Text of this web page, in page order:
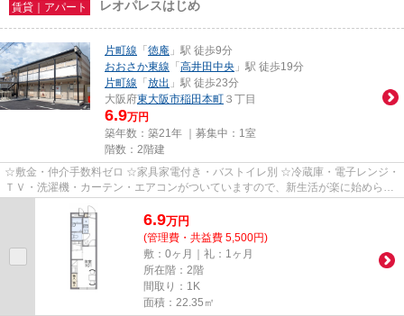
賃貸｜アパート レオパレスはじめ
片町線 「 徳庵 」駅 徒歩9分
おおさか東線 「 高井田中央 」駅 徒歩19分
片町線 「 放出 」駅 徒歩23分
大阪府東大阪市稲田本町 ３丁目
6.9万円
築年数：築21年 ｜募集中： 1室
階数：2階建
☆敷金・仲介手数料ゼロ ☆家具家電付き・バストイレ別 ☆冷蔵庫・電子レンジ・
ＴＶ・洗濯機・カーテン・エアコンがついていますので、新生活が楽に始められ
6.9万円
(管理費・共益費 5,500円)
敷：0ヶ月｜礼：1ヶ月
所在階：2階
間取り：1K
面積：22.35㎡